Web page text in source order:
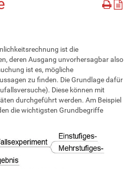
ist die
deren Ausgang unvorhersagbar also
ist es, mögliche
zu finden. Die Grundlage dafür
Diese können mit
durchgeführt werden. Am Beispiel
die wichtigsten Grundbegriffe